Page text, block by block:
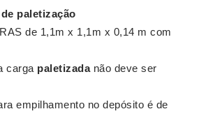
de paletização
de 1,1m x 1,1m x 0,14 m com
carga paletizadanão deve ser
empilhamento no depósito é de